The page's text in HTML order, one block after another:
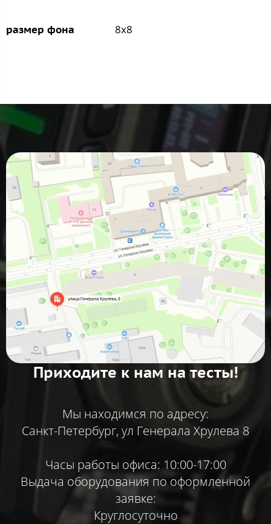
размер фона 8х8
Приходите к нам на тесты!
Мы находимся по адресу:
Санкт-Петербург, ул Генерала Хрулева 8
Часы работы офиса: 10:00-17:00
Выдача оборудования по оформленной
заявке:
Круглосуточно